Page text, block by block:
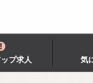
プ求人 気